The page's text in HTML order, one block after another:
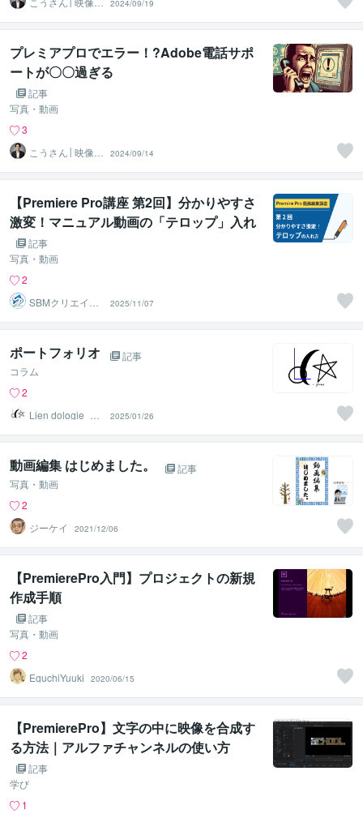
AI×SNS
2024/09/19
プレミアプロでエラー！?Adobe電話サポ
ートが〇〇過ぎる
記事
写真・動画
3
こうさん│映像×
AI×SNS
2024/09/14
【Premiere Pro講座 第2回】分かりやすさ
激変！マニュアル動画の「テロップ」入れ
方 記事
写真・動画
2
SBMクリエイト
｜教材・マニュ
アル動画
2025/11/07
ポートフォリオ
記事
コラム
2
Lien dologie_De
2025/01/26
動画編集 はじめました。
記事
写真・動画
2
ジーケイ
2021/12/06
【PremierePro入門】プロジェクトの新規
作成手順
記事
写真・動画
2
EguchiYuuki
2020/06/15
【PremierePro】文字の中に映像を合成す
る方法｜アルファチャンネルの使い方
記事
学び
1